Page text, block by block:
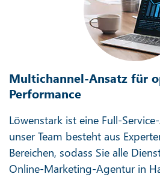
Multichannel-Ansatz für
Performance
Löwenstark ist eine Full-
unser Team besteht aus
Bereichen, sodass Sie alle
Online-Marketing-Agentur in